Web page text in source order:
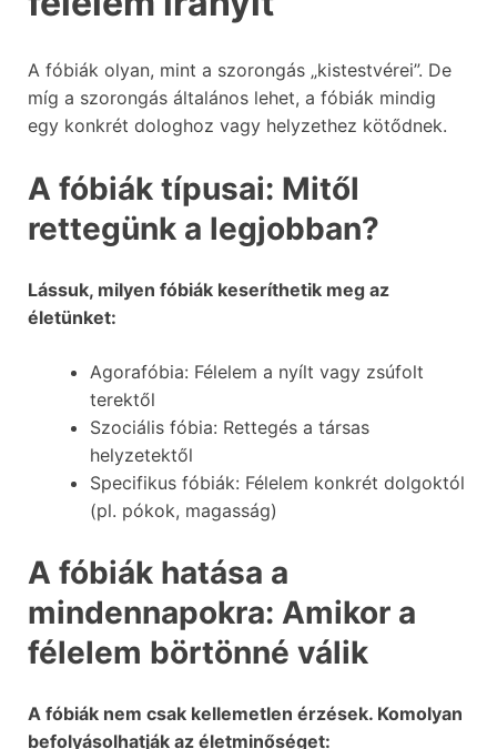
A fóbiák olyan, mint a szorongás „kistestvérei”. De
míg a szorongás általános lehet, a fóbiák mindig
egy konkrét dologhoz vagy helyzethez kötődnek.
A fóbiák típusai: Mitől
rettegünk a legjobban?
Lássuk, milyen fóbiák keseríthetik meg az
életünket:
Agorafóbia: Félelem a nyílt vagy zsúfolt
terektől
Szociális fóbia: Rettegés a társas
helyzetektől
Specifikus fóbiák: Félelem konkrét dolgoktól
(pl. pókok, magasság)
A fóbiák hatása a
mindennapokra: Amikor a
félelem börtönné válik
A fóbiák nem csak kellemetlen érzések. Komolyan
befolyásolhatják az életminőséget: